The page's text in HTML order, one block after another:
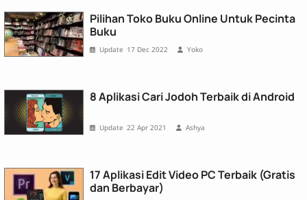
Pilihan Toko Buku Online Untuk Pecinta
Buku
17 Dec 2022 Yoko
8 Aplikasi Cari Jodoh Terbaik di Android
22 Apr 2021 Ashya
17 Aplikasi Edit Video PC Terbaik (Gratis
dan Berbayar)